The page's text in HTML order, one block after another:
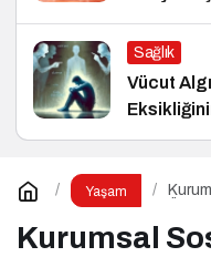
Sağlık
Vücut
Yaşam
Nasıl
Kurumsal